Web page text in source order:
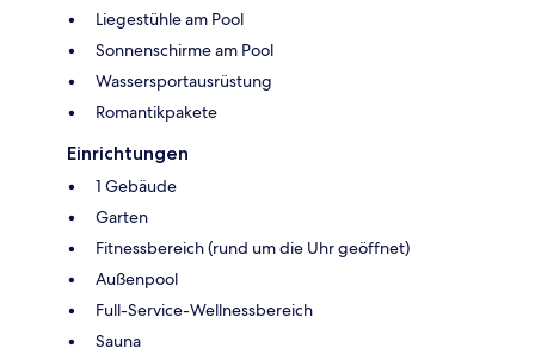
Liegestühle am Pool
Sonnenschirme am Pool
Wassersportausrüstung
Romantikpakete
Einrichtungen
1 Gebäude
Garten
Fitnessbereich (rund um die Uhr geöffnet)
Außenpool
Full-Service-Wellnessbereich
Sauna